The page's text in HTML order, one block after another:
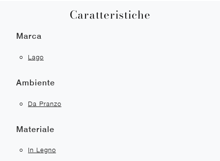
Caratteristiche
Marca
Lago
Ambiente
Da Pranzo
Materiale
In Legno